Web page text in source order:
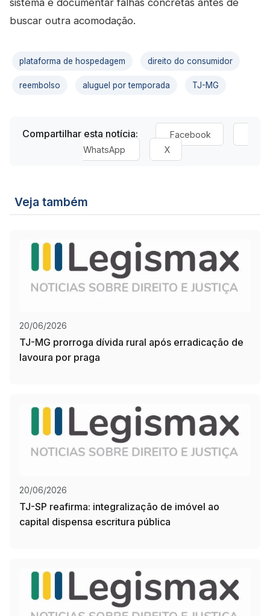
sistema e documentar falhas concretas antes de
buscar outra acomodação.
plataforma de hospedagem direito do consumidor
reembolso aluguel por temporada TJ-MG
Compartilhar esta notícia:
Facebook
WhatsApp
X
Veja também
20/06/2026
TJ-MG prorroga dívida rural após erradicação de
lavoura por praga
20/06/2026
TJ-SP reafirma: integralização de imóvel ao
capital dispensa escritura pública